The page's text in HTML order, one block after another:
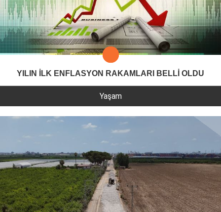
YILIN İLK ENFLASYON RAKAMLARI BELLİ OLDU
Yaşam